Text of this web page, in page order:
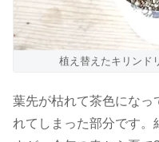
植え替えたキリンド
葉先が枯れて茶色になっ
れてしまった部分です。